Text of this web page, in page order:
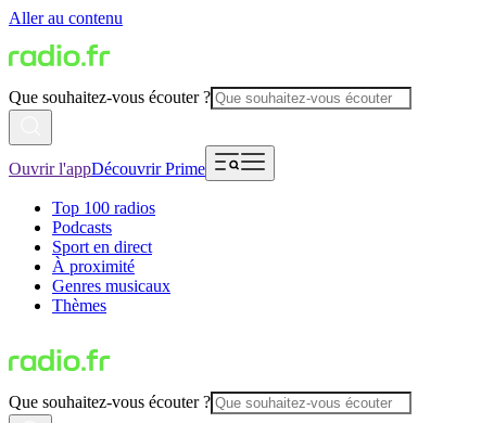
Aller au contenu
Que souhaitez-vous écouter ?
Ouvrir l'appDécouvrir Prime
Top 100 radios
Podcasts
Sport en direct
À proximité
Genres musicaux
Thèmes
Que souhaitez-vous écouter ?